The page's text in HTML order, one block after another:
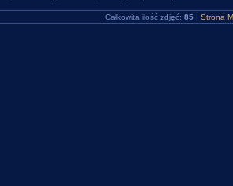
Całkowita ilość zdjęć: 85 | Strona